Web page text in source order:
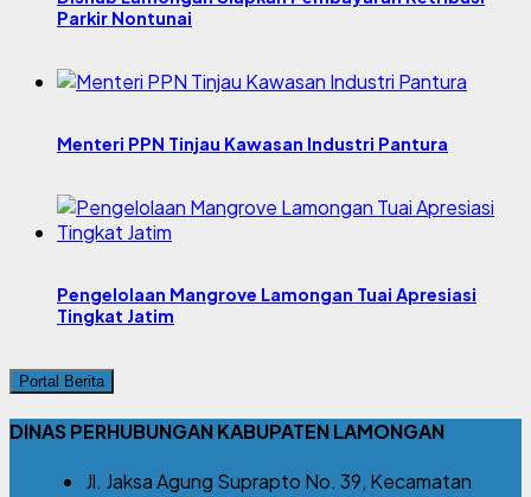
Parkir Nontunai
Menteri PPN Tinjau Kawasan Industri Pantura
Pengelolaan Mangrove Lamongan Tuai Apresiasi
Tingkat Jatim
Portal Berita
DINAS PERHUBUNGAN KABUPATEN LAMONGAN
Jl. Jaksa Agung Suprapto No. 39, Kecamatan